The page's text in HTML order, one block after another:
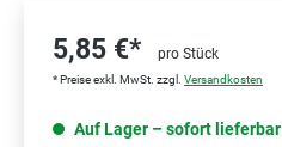
5,85 €* pro Stück
* Preise exkl. MwSt. zzgl. Versandkosten
Auf Lager – sofort lieferbar